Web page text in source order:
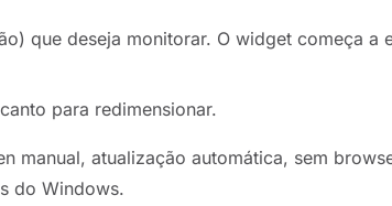
que deseja monitorar. O widget começa a
para redimensionar.
manual, atualização automática, sem
do Windows.